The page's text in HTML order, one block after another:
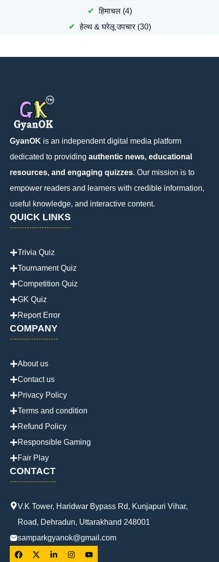
हिमाचल (4)
हेल्थ & घरेलू उपचार(30)
GyanOK is an independent digital media platform
dedicated to providing authentic news, educational
resources, and engaging quizzes. Our mission is to
empower readers and learners with credible information,
useful knowledge, and interactive content.
QUICK LINKS
Trivia Quiz
Tournament Quiz
Competition Quiz
GK Quiz
Report Error
COMPANY
About us
Contact us
Privacy Policy
Terms and condition
Refund Policy
Responsible Gaming
Fair Play
CONTACT
V.K Tower, Haridwar Bypass Rd, Kunjapuri Vihar,
Road, Dehradun, Uttarakhand 248001
samparkgyanok@gmail.com